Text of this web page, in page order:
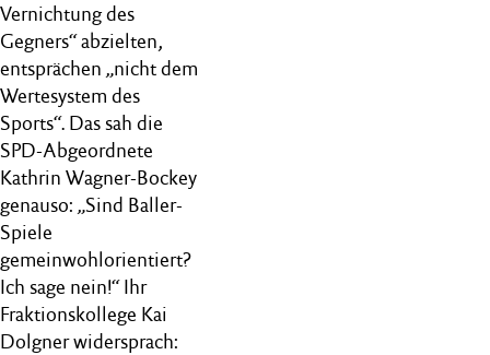
Vernichtung des
Gegners“ abzielten,
entsprächen „nicht dem
Wertesystem des
Sports“. Das sah die
SPD-Abgeordnete
Kathrin Wagner-Bockey
genauso: „Sind Baller-
Spiele
gemeinwohlorientiert?
Ich sage nein!“ Ihr
Fraktionskollege Kai
Dolgner widersprach: